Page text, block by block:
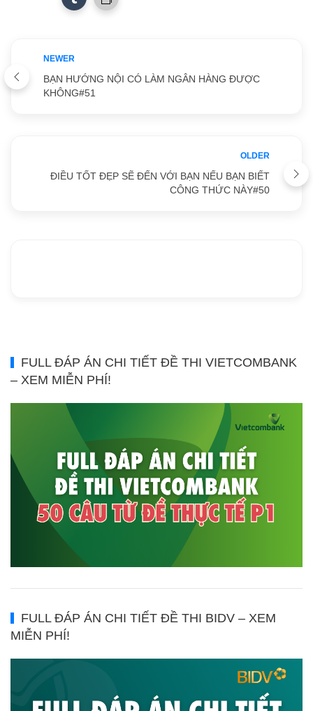
NEWER
BẠN HƯỚNG NỘI CÓ LÀM NGÂN HÀNG ĐƯỢC
KHÔNG#51
OLDER
ĐIỀU TỐT ĐẸP SẼ ĐẾN VỚI BẠN NẾU BẠN BIẾT
CÔNG THỨC NÀY#50
FULL ĐÁP ÁN CHI TIẾT ĐỀ THI VIETCOMBANK
– XEM MIỄN PHÍ!
FULL ĐÁP ÁN CHI TIẾT ĐỀ THI BIDV – XEM
MIỄN PHÍ!